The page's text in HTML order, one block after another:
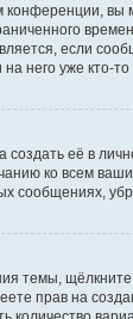
вы
если
него уже кто-то
её в
ко всем
сообщениях,
темы,
прав на